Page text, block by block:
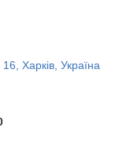
Харків, Україна